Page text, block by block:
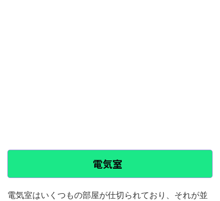
電気室
電気室はいくつもの部屋が仕切られており、それが並